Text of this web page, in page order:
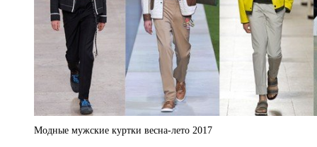
Модные мужские куртки весна-лето 2017